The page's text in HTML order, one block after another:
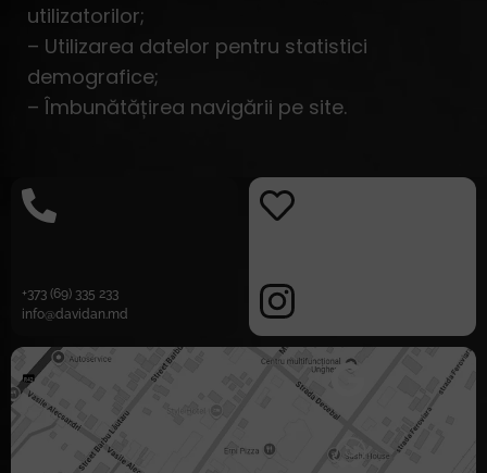
utilizatorilor;
– Utilizarea datelor pentru statistici
demografice;
– Îmbunătățirea navigării pe site.
+373 (69) 335 233
info@davidan.md